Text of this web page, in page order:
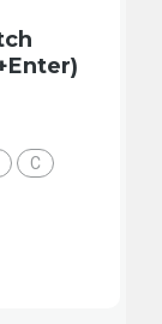
C